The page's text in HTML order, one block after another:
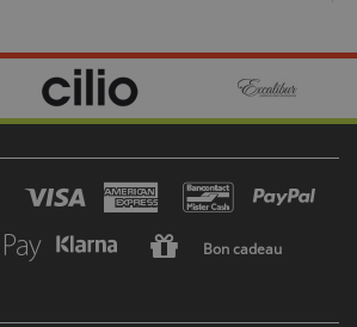
Bon cadeau